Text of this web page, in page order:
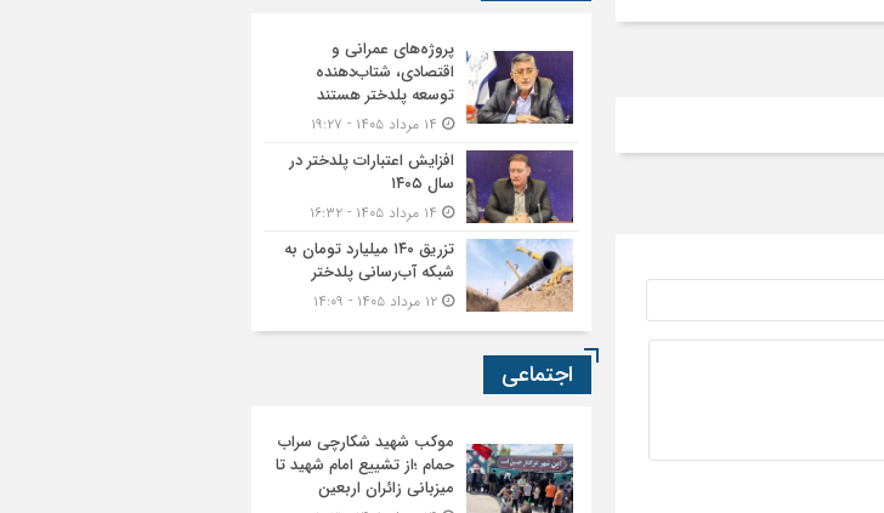
پروژه‌های عمرانی و
اقتصادی، شتاب‌دهنده
توسعه پلدختر هستند
افزایش اعتبارات پلدختر در
سال ۱۴۰۵
تزریق ۱۴۰ میلیارد تومان به
شبکه آب‌رسانی پلدختر
اجتماعی
موکب شهید شکارچی سراب
حمام ؛از تشییع امام شهید تا
میزبانی زائران اربعین